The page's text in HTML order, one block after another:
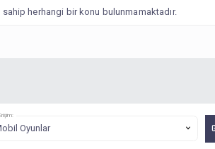
herhangi bir konu bulunmamaktadır.